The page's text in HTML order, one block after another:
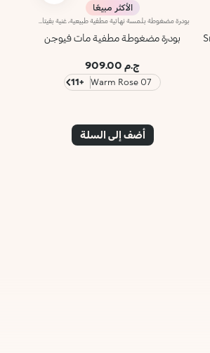
الأكثر مبيعًا
بودرة مضغوطة مطفية مات فيوجن
ج.م 909.00
07 Warm Rose
+11
أضف إلى السلة